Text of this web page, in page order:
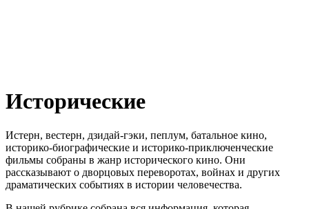
Исторические
Истерн, вестерн, дзидай-гэки, пеплум, батальное кино,
историко-биографические и историко-приключенческие
фильмы собраны в жанр исторического кино. Они
рассказывают о дворцовых переворотах, войнах и других
драматических событиях в истории человечества.